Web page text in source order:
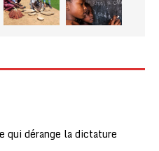
qui dérange la dictature